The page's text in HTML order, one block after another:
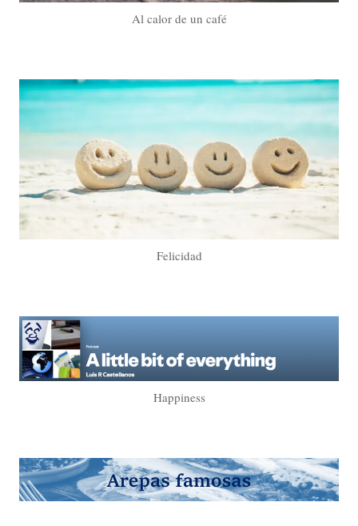
Al calor de un café
Felicidad
Happiness